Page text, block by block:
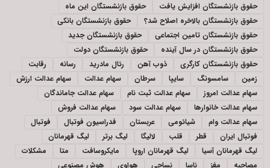
حقوق بازنشستگان افزایش یافت
حقوق بازنشستگان این ماه
حقوق بازنشستگان بالاخره اصلاح شد؟
حقوق بازنشستگان بانکی
حقوق بازنشستگان تامین اجتماعی
حقوق بازنشستگان جدید
حقوق بازنشستگان در سال آینده
حقوق بازنشستگان دولت
حقوق بازنشستگان کارگری
ذوب آهن رئال مادرید رسانه
رقابت
زمین
سامسونگ سایپا سرطان سهام عدالت
سهام عدالت ارزش
سهام عدالت امروز
سهام عدالت ثبت نام
سهام عدالت جاماندگان
سهام عدالت خانوارها
سهام عدالت سود
سهام عدالت فروش
سهام عدالت وام
شیائومی عربستان فدراسیون فوتبال
فوتبال
فوتبال ایران
قطر قلب لالیگا لیگ برتر
لیگ قهرمانان
لیگ قهرمانان آسیا
لیگ قهرمانان اروپا مایکروسافت متا
مشکلات
مصاحبه
مغز ناسا نساجی هواوی هوش مصنوعی